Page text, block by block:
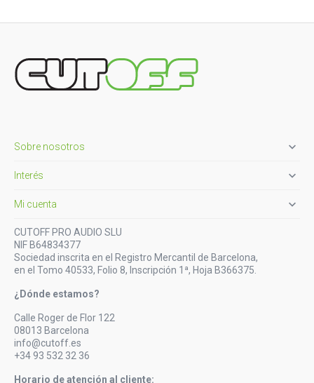
Sobre nosotros 
Interés 
Mi cuenta 
CUTOFF PRO AUDIO SLU
NIF B64834377
Sociedad inscrita en el Registro Mercantil de Barcelona,
en el Tomo 40533, Folio 8, Inscripción 1ª, Hoja B366375.
¿Dónde estamos?
Calle Roger de Flor 122
08013 Barcelona
info@cutoff.es
+34 93 532 32 36
Horario de atención al cliente: